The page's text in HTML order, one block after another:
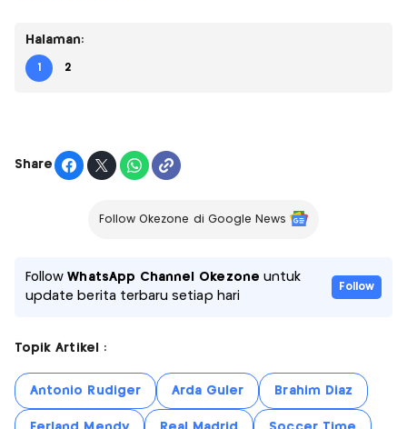
Halaman:
1 2
Share
Follow Okezone di Google News
FollowWhatsApp Channel Okezone untuk
update berita terbaru setiap hari
Follow
Topik Artikel :
Antonio Rudiger Arda Guler Brahim Diaz